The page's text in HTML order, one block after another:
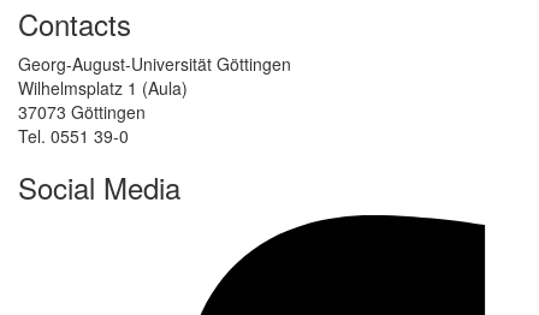
Contacts
Georg-August-Universität Göttingen
Wilhelmsplatz 1 (Aula)
37073 Göttingen
Tel. 0551 39-0
Social Media